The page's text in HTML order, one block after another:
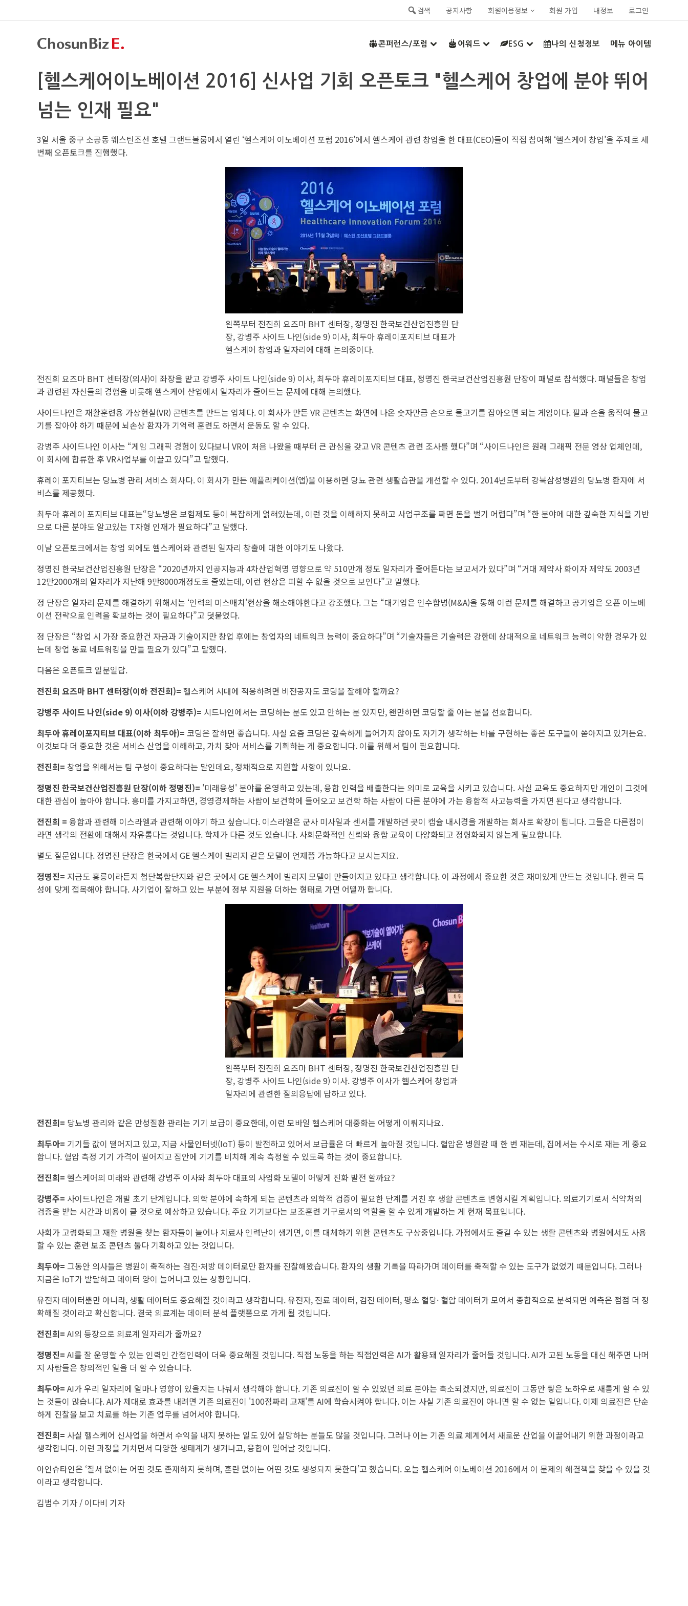
검색 공지사항 회원이용정보 회원 가입 내정보 로그인
콘퍼런스/포럼 어워드 ESG 나의 신청정보 메뉴 아이템
[헬스케어이노베이션 2016] 신사업 기회 오픈토크 "헬스케어 창업에 분야 뛰어
넘는 인재 필요"
3일 서울 중구 소공동 웨스틴조선 호텔 그랜드볼룸에서 열린 ‘헬스케어 이노베이션 포럼 2016’에서 헬스케어 관련 창업을 한 대표(CEO)들이 직접 참여해 ‘헬스케어 창업’을 주제로 세
번째 오픈토크를 진행했다.
왼쪽부터 전진희 요즈마 BHT 센터장, 정명진 한국보건산업진흥원 단
장, 강병주 사이드 나인(side 9) 이사, 최두아 휴레이포지티브 대표가
헬스케어 창업과 일자리에 대해 논의중이다.
전진희 요즈마 BHT 센터장(의사)이 좌장을 맡고 강병주 사이드 나인(side 9) 이사, 최두아 휴레이포지티브 대표, 정명진 한국보건산업진흥원 단장이 패널로 참석했다. 패널들은 창업
과 관련된 자신들의 경험을 비롯해 헬스케어 산업에서 일자리가 줄어드는 문제에 대해 논의했다.
사이드나인은 재활훈련용 가상현실(VR) 콘텐츠를 만드는 업체다. 이 회사가 만든 VR 콘텐츠는 화면에 나온 숫자만큼 손으로 물고기를 잡아오면 되는 게임이다. 팔과 손을 움직여 물고
기를 잡아야 하기 때문에 뇌손상 환자가 기억력 훈련도 하면서 운동도 할 수 있다.
강병주 사이드나인 이사는 “게임 그래픽 경험이 있다보니 VR이 처음 나왔을 때부터 큰 관심을 갖고 VR 콘텐츠 관련 조사를 했다”며 “사이드나인은 원래 그래픽 전문 영상 업체인데,
이 회사에 합류한 후 VR사업부를 이끌고 있다”고 말했다.
휴레이 포지티브는 당뇨병 관리 서비스 회사다. 이 회사가 만든 애플리케이션(앱)을 이용하면 당뇨 관련 생활습관을 개선할 수 있다. 2014년도부터 강북삼성병원의 당뇨병 환자에 서
비스를 제공했다.
최두아 휴레이 포지티브 대표는“당뇨병은 보험제도 등이 복잡하게 얽혀있는데, 이런 것을 이해하지 못하고 사업구조를 짜면 돈을 벌기 어렵다”며 “한 분야에 대한 깊숙한 지식을 기반
으로 다른 분야도 알고있는 T자형 인재가 필요하다”고 말했다.
이날 오픈토크에서는 창업 외에도 헬스케어와 관련된 일자리 창출에 대한 이야기도 나왔다.
정명진 한국보건산업진흥원 단장은 “2020년까지 인공지능과 4차산업혁명 영향으로 약 510만개 정도 일자리가 줄어든다는 보고서가 있다”며 “거대 제약사 화이자 제약도 2003년
12만2000개의 일자리가 지난해 9만8000개정도로 줄었는데, 이런 현상은 피할 수 없을 것으로 보인다”고 말했다.
정 단장은 일자리 문제를 해결하기 위해서는 ‘인력의 미스매치’현상을 해소해야한다고 강조했다. 그는 “대기업은 인수합병(M&A)을 통해 이런 문제를 해결하고 공기업은 오픈 이노베
이션 전략으로 인력을 확보하는 것이 필요하다”고 덧붙였다.
정 단장은 “창업 시 가장 중요한건 자금과 기술이지만 창업 후에는 창업자의 네트워크 능력이 중요하다”며 “기술자들은 기술력은 강한데 상대적으로 네트워크 능력이 약한 경우가 있
는데 창업 동료 네트워킹을 만들 필요가 있다”고 말했다.
다음은 오픈토크 일문일답.
전진희 요즈마 BHT 센터장(이하 전진희)= 헬스케어 시대에 적응하려면 비전공자도 코딩을 잘해야 할까요?
강병주 사이드 나인(side 9) 이사(이하 강병주)= 시드나인에서는 코딩하는 분도 있고 안하는 분 있지만, 왠만하면 코딩할 줄 아는 분을 선호합니다.
최두아 휴레이포지티브 대표(이하 최두아)= 코딩은 잘하면 좋습니다. 사실 요즘 코딩은 깊숙하게 들어가지 않아도 자기가 생각하는 바를 구현하는 좋은 도구들이 쏟아지고 있거든요.
이것보다 더 중요한 것은 서비스 산업을 이해하고, 가치 찾아 서비스를 기획하는 게 중요합니다. 이를 위해서 팀이 필요합니다.
전진희= 창업을 위해서는 팀 구성이 중요하다는 말인데요, 정채적으로 지원할 사항이 있나요.
정명진 한국보건산업진흥원 단장(이하 정명진)= '미래융성' 분야를 운영하고 있는데, 융합 인력을 배출한다는 의미로 교육을 시키고 있습니다. 사실 교육도 중요하지만 개인이 그것에
대한 관심이 높아야 합니다. 흥미를 가지고하면, 경영경제하는 사람이 보건학에 들어오고 보건학 하는 사람이 다른 분야에 가는 융합적 사고능력을 가지면 된다고 생각합니다.
전진희 = 융합과 관련해 이스라엘과 관련해 이야기 하고 싶습니다. 이스라엘은 군사 미사일과 센서를 개발하던 곳이 캡슐 내시경을 개발하는 회사로 확장이 됩니다. 그들은 다른점이
라면 생각의 전환에 대해서 자유롭다는 것입니다. 학제가 다른 것도 있습니다. 사회문화적인 신뢰와 융합 교육이 다양화되고 정형화되지 않는게 필요합니다.
별도 질문입니다. 정명진 단장은 한국에서 GE 헬스케어 빌리지 같은 모델이 언제쯤 가능하다고 보시는지요.
정명진= 지금도 홍릉이라든지 첨단복합단지와 같은 곳에서 GE 헬스케어 빌리지 모델이 만들어지고 있다고 생각합니다. 이 과정에서 중요한 것은 재미있게 만드는 것입니다. 한국 특
성에 맞게 접목해야 합니다. 사기업이 잘하고 있는 부분에 정부 지원을 더하는 형태로 가면 어떨까 합니다.
왼쪽부터 전진희 요즈마 BHT 센터장, 정명진 한국보건산업진흥원 단
장, 강병주 사이드 나인(side 9) 이사. 강병주 이사가 헬스케어 창업과
일자리에 관련한 질의응답에 답하고 있다.
전진희= 당뇨병 관리와 같은 만성질환 관리는 기기 보급이 중요한데, 이런 모바일 헬스케어 대중화는 어떻게 이뤄지나요.
최두아= 기기들 값이 떨어지고 있고, 지금 사물인터넷(IoT) 등이 발전하고 있어서 보급률은 더 빠르게 높아질 것입니다. 혈압은 병원갈 때 한 번 재는데, 집에서는 수시로 재는 게 중요
합니다. 혈압 측정 기기 가격이 떨어지고 집안에 기기를 비치해 계속 측정할 수 있도록 하는 것이 중요합니다.
전진희= 헬스케어의 미래와 관련해 강병주 이사와 최두아 대표의 사업화 모델이 어떻게 진화 발전 할까요?
강병주= 사이드나인은 개발 초기 단계입니다. 의학 분야에 속하게 되는 콘텐츠라 의학적 검증이 필요한 단계를 거친 후 생활 콘텐츠로 변형시킬 계획입니다. 의료기기로서 식약처의
검증을 받는 시간과 비용이 클 것으로 예상하고 있습니다. 주요 기기보다는 보조훈련 기구로서의 역할을 할 수 있게 개발하는 게 현재 목표입니다.
사회가 고령화되고 재활 병원을 찾는 환자들이 늘어나 치료사 인력난이 생기면, 이를 대체하기 위한 콘텐츠도 구상중입니다. 가정에서도 즐길 수 있는 생활 콘텐츠와 병원에서도 사용
할 수 있는 훈련 보조 콘텐츠 둘다 기획하고 있는 것입니다.
최두아= 그동안 의사들은 병원이 축적하는 검진·처방 데이터로만 환자를 진찰해왔습니다. 환자의 생활 기록을 따라가며 데이터를 축적할 수 있는 도구가 없었기 때문입니다. 그러나
지금은 IoT가 발달하고 데이터 양이 늘어나고 있는 상황입니다.
유전자 데이터뿐만 아니라, 생활 데이터도 중요해질 것이라고 생각합니다. 유전자, 진료 데이터, 검진 데이터, 평소 혈당· 혈압 데이터가 모여서 종합적으로 분석되면 예측은 점점 더 정
확해질 것이라고 확신합니다. 결국 의료계는 데이터 분석 플랫폼으로 가게 될 것입니다.
전진희= AI의 등장으로 의료계 일자리가 줄까요?
정명진= AI를 잘 운영할 수 있는 인력인 간접인력이 더욱 중요해질 것입니다. 직접 노동을 하는 직접인력은 AI가 활용돼 일자리가 줄어들 것입니다. AI가 고된 노동을 대신 해주면 나머
지 사람들은 창의적인 일을 더 할 수 있습니다.
최두아= AI가 우리 일자리에 얼마나 영향이 있을지는 나눠서 생각해야 합니다. 기존 의료진이 할 수 있었던 의료 분야는 축소되겠지만, 의료진이 그동안 쌓은 노하우로 새롭게 할 수 있
는 것들이 많습니다. AI가 제대로 효과를 내려면 기존 의료진이 '100점짜리 교재'를 AI에 학습시켜야 합니다. 이는 사실 기존 의료진이 아니면 할 수 없는 일입니다. 이제 의료진은 단순
하게 진찰을 보고 치료를 하는 기존 업무를 넘어서야 합니다.
전진희= 사실 헬스케어 신사업을 하면서 수익을 내지 못하는 일도 있어 실망하는 분들도 많을 것입니다. 그러나 이는 기존 의료 체계에서 새로운 산업을 이끌어내기 위한 과정이라고
생각합니다. 이런 과정을 거치면서 다양한 생태계가 생겨나고, 융합이 일어날 것입니다.
아인슈타인은 ‘질서 없이는 어떤 것도 존재하지 못하며, 혼란 없이는 어떤 것도 생성되지 못한다’고 했습니다. 오늘 헬스케어 이노베이션 2016에서 이 문제의 해결책을 찾을 수 있을 것
이라고 생각합니다.
김범수 기자 / 이다비 기자